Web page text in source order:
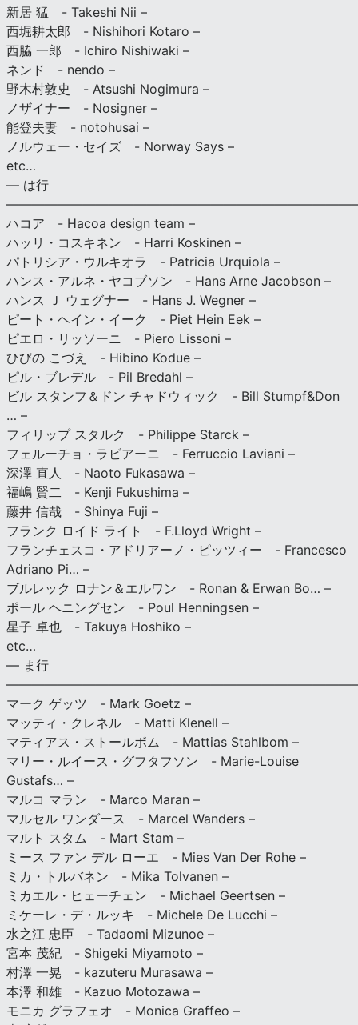
新居 猛 - Takeshi Nii –
西堀耕太郎 - Nishihori Kotaro –
西脇 一郎 - Ichiro Nishiwaki –
ネンド - nendo –
野木村敦史 - Atsushi Nogimura –
ノザイナー - Nosigner –
能登夫妻 - notohusai –
ノルウェー・セイズ - Norway Says –
etc…
— は行
ハコア - Hacoa design team –
ハッリ・コスキネン - Harri Koskinen –
パトリシア・ウルキオラ - Patricia Urquiola –
ハンス・アルネ・ヤコブソン - Hans Arne Jacobson –
ハンス Ｊ ウェグナー - Hans J. Wegner –
ピート・ヘイン・イーク - Piet Hein Eek –
ピエロ・リッソーニ - Piero Lissoni –
ひびの こづえ - Hibino Kodue –
ピル・ブレデル - Pil Bredahl –
ビル スタンフ＆ドン チャドウィック - Bill Stumpf&Don
… –
フィリップ スタルク - Philippe Starck –
フェルーチョ・ラビアーニ - Ferruccio Laviani –
深澤 直人 - Naoto Fukasawa –
福嶋 賢二 - Kenji Fukushima –
藤井 信哉 - Shinya Fuji –
フランク ロイド ライト - F.Lloyd Wright –
フランチェスコ・アドリアーノ・ピッツィー - Francesco
Adriano Pi… –
ブルレック ロナン＆エルワン - Ronan & Erwan Bo… –
ポール ヘニングセン - Poul Henningsen –
星子 卓也 - Takuya Hoshiko –
etc…
— ま行
マーク ゲッツ - Mark Goetz –
マッティ・クレネル - Matti Klenell –
マティアス・ストールボム - Mattias Stahlbom –
マリー・ルイース・グフタフソン - Marie-Louise
Gustafs… –
マルコ マラン - Marco Maran –
マルセル ワンダース - Marcel Wanders –
マルト スタム - Mart Stam –
ミース ファン デル ローエ - Mies Van Der Rohe –
ミカ・トルバネン - Mika Tolvanen –
ミカエル・ヒェーチェン - Michael Geertsen –
ミケーレ・デ・ルッキ - Michele De Lucchi –
水之江 忠臣 - Tadaomi Mizunoe –
宮本 茂紀 - Shigeki Miyamoto –
村澤 一晃 - kazuteru Murasawa –
本澤 和雄 - Kazuo Motozawa –
モニカ グラフェオ - Monica Graffeo –